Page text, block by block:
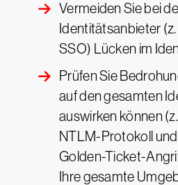
Vermeiden Sie bei
Identitätsanbieter (z.
SSO) Lücken im
Prüfen Sie
auf den gesamten
auswirken können
NTLM-Protokoll
Golden-Ticket-
Ihre gesamte